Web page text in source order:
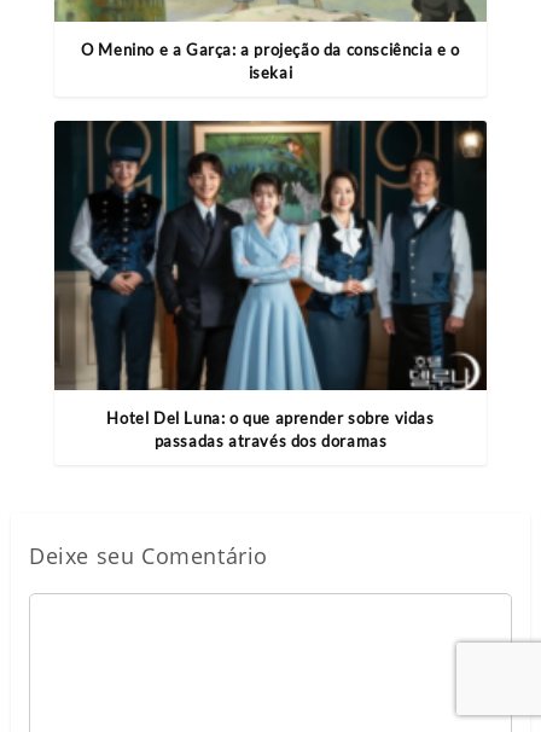
O Menino e a Garça: a projeção da consciência e o
isekai
Hotel Del Luna: o que aprender sobre vidas
passadas através dos doramas
Deixe seu Comentário